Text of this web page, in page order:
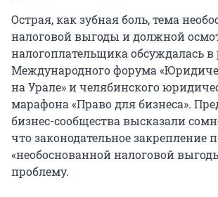
Острая, как зубная боль, тема
налоговой выгоды и должной
налогоплательщика обсуждалась
Международного форума
на Урале» и челябинского
марафона «Право для бизнеса».
бизнес-сообщества высказали
что законодательное закрепление
«необоснованной налоговой
проблему.